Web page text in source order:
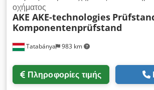
Tatabánya 983 km
οχήματος
AKE AKE-technologies
Komponentenprüfstand
Πληροφορίες τιμής